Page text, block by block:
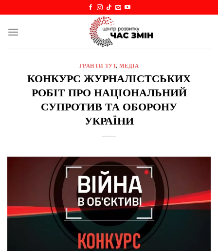
content
ГРАНТИ ТУТ,МЕДІА
КОНКУРС ЖУРНАЛІСТСЬКИХ
РОБІТ ПРО НАЦІОНАЛЬНИЙ
СУПРОТИВ ТА ОБОРОНУ
УКРАЇНИ